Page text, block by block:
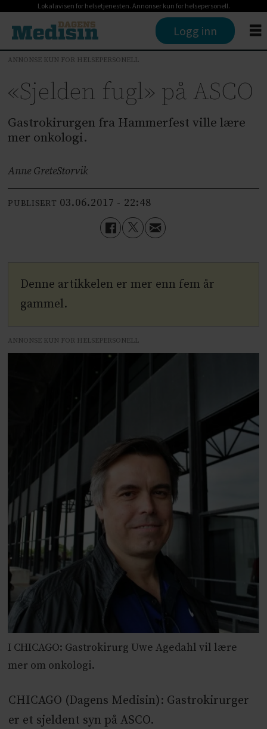
Lokalavisen for helsetjenesten. Annonser kun for helsepersonell.
Logg inn
ANNONSE KUN FOR HELSEPERSONELL
«Sjelden fugl» på ASCO
Gastrokirurgen fra Hammerfest ville lære
mer onkologi.
Anne GreteStorvik
PUBLISERT 03.06.2017 - 22:48
Denne artikkelen er mer enn fem år
gammel.
ANNONSE KUN FOR HELSEPERSONELL
I CHICAGO: Gastrokirurg Uwe Agedahl vil lære
mer om onkologi.
CHICAGO (Dagens Medisin): Gastrokirurger
er et sjeldent syn på ASCO.